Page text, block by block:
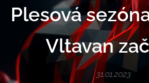
Plesová
Vltavan
31.01.2023